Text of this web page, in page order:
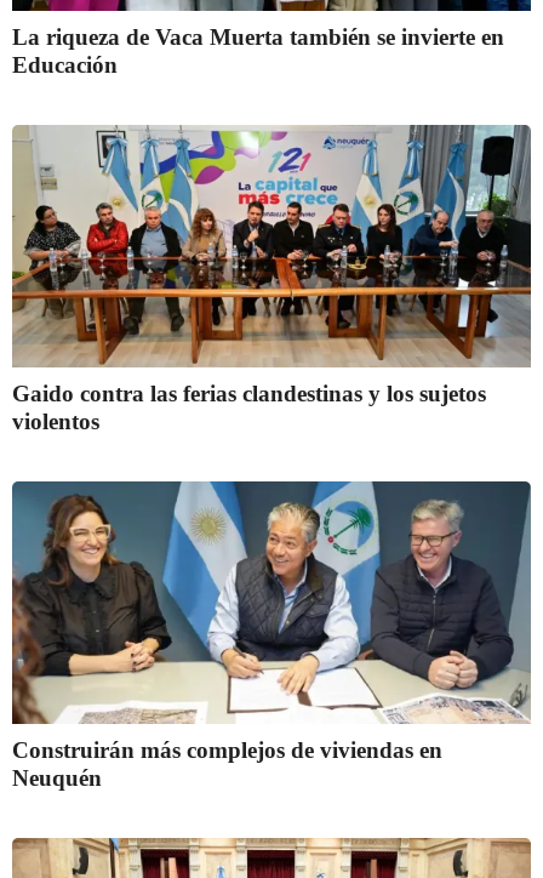
La riqueza de Vaca Muerta también se invierte en
Educación
Gaido contra las ferias clandestinas y los sujetos
violentos
Construirán más complejos de viviendas en
Neuquén